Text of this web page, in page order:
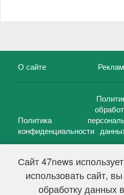
Сайт 47news
использовать сайт,
обработку данных
О сайте
Политика
конфиденциальности
47 новостей (47 news)2005 —
Свидетельство о регистрации